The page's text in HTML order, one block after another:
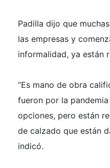
Padilla dijo que
las empresas y
informalidad, ya están
“Es mano de obra
fueron por la
opciones, pero están
de calzado que están
indicó.